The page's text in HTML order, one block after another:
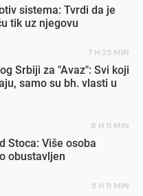
sistema: Tvrdi da je
tik uz njegovu
7 H 25 MIN
Srbiji za "Avaz": Svi koji
samo su bh. vlasti u
8 H 11 MIN
Stoca: Više osoba
obustavljen
5 H 11 MIN